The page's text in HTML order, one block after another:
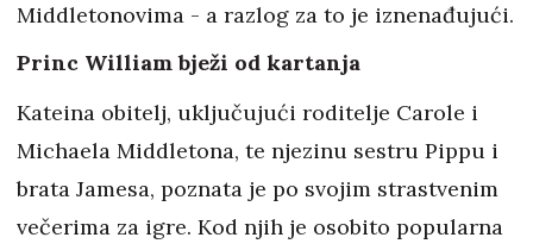
Middletonovima - a razlog za to je iznenađujući.
Princ William bježi od kartanja
Kateina obitelj, uključujući roditelje Carole i
Michaela Middletona, te njezinu sestru Pippu i
brata Jamesa, poznata je po svojim strastvenim
večerima za igre. Kod njih je osobito popularna